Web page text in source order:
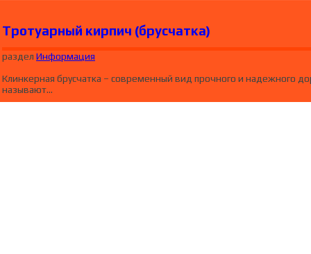
Тротуарный кирпич (брусчатка)
раздел Информация
Клинкерная брусчатка – современный вид прочного и надежного
называют…